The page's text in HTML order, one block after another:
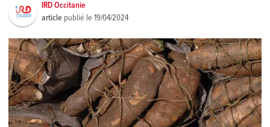
IRD Occitanie
article publié le19/04/2024